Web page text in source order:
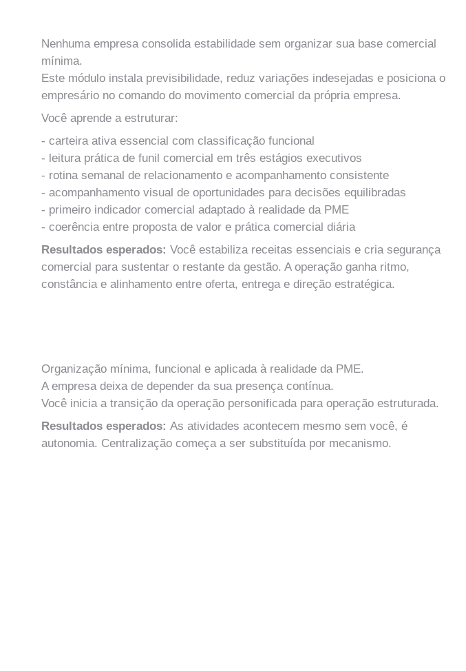
Nenhuma empresa consolida estabilidade sem organizar sua base comercial
mínima.
Este módulo instala previsibilidade, reduz variações indesejadas e posiciona o
empresário no comando do movimento comercial da própria empresa.
Você aprende a estruturar:
- carteira ativa essencial com classificação funcional
- leitura prática de funil comercial em três estágios executivos
- rotina semanal de relacionamento e acompanhamento consistente
- acompanhamento visual de oportunidades para decisões equilibradas
- primeiro indicador comercial adaptado à realidade da PME
- coerência entre proposta de valor e prática comercial diária
Resultados esperados: Você estabiliza receitas essenciais e cria segurança
comercial para sustentar o restante da gestão. A operação ganha ritmo,
constância e alinhamento entre oferta, entrega e direção estratégica.
Organização mínima, funcional e aplicada à realidade da PME.
A empresa deixa de depender da sua presença contínua.
Você inicia a transição da operação personificada para operação estruturada.
Resultados esperados: As atividades acontecem mesmo sem você, é
autonomia. Centralização começa a ser substituída por mecanismo.